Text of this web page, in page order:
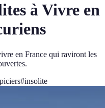
à Vivre en
en France qui raviront les
#insolite